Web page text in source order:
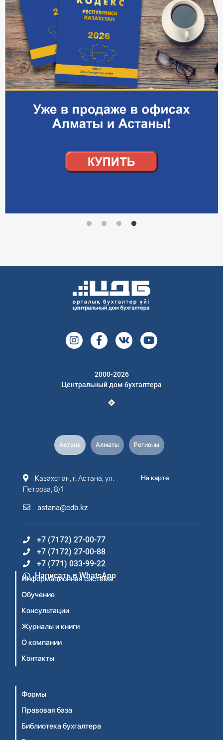
2000-2026
Центральный дом бухгалтера
Астана Алматы Регионы
Казахстан, г. Астана, ул.
Петрова, 8/1
astana@cdb.kz
На карте
+7 (7172) 27-00-77
+7 (7172) 27-00-88
+7 (771) 033-99-22
Написать в WhatsApp
Информационная система
Обучение
Консультации
Журналы и книги
О компании
Контакты
Формы
Правовая база
Библиотека бухгалтера